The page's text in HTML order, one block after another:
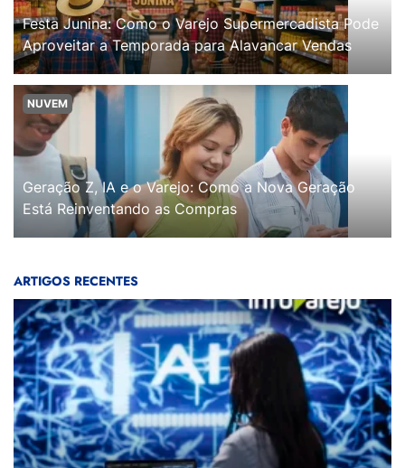
Festa Junina: Como o Varejo Supermercadista Pode
Aproveitar a Temporada para Alavancar Vendas
NUVEM
Geração Z, IA e o Varejo: Como a Nova Geração
Está Reinventando as Compras
ARTIGOS RECENTES